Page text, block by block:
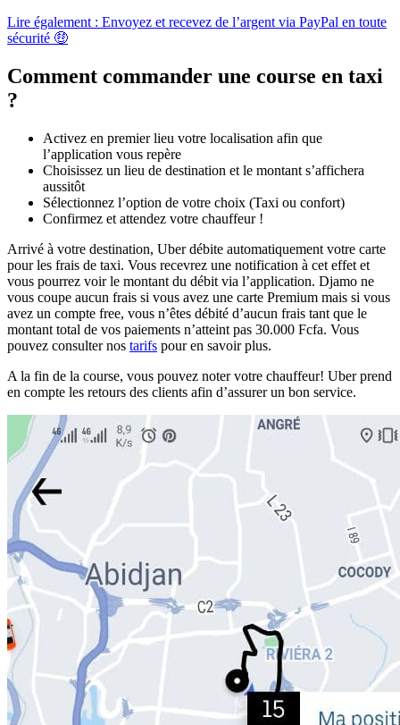
Lire également : Envoyez et recevez de l’argent via PayPal en toute
sécurité 🤑
Comment commander une course en taxi
?
Activez en premier lieu votre localisation afin que
l’application vous repère
Choisissez un lieu de destination et le montant s’affichera
aussitôt
Sélectionnez l’option de votre choix (Taxi ou confort)
Confirmez et attendez votre chauffeur !
Arrivé à votre destination, Uber débite automatiquement votre carte
pour les frais de taxi. Vous recevrez une notification à cet effet et
vous pourrez voir le montant du débit via l’application. Djamo ne
vous coupe aucun frais si vous avez une carte Premium mais si vous
avez un compte free, vous n’êtes débité d’aucun frais tant que le
montant total de vos paiements n’atteint pas 30.000 Fcfa. Vous
pouvez consulter nos tarifs pour en savoir plus.
A la fin de la course, vous pouvez noter votre chauffeur! Uber prend
en compte les retours des clients afin d’assurer un bon service.